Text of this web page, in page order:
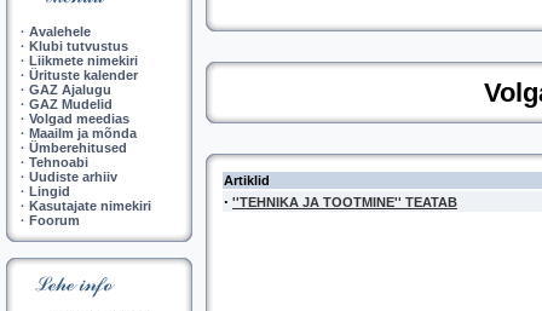
· Avalehele
· Klubi tutvustus
· Liikmete nimekiri
· Ürituste kalender
· GAZ Ajalugu
· GAZ Mudelid
· Volgad meedias
· Maailm ja mõnda
· Ümberehitused
· Tehnoabi
· Uudiste arhiiv
· Lingid
· Kasutajate nimekiri
· Foorum
Artiklid
· ''TEHNIKA JA TOOTMINE'' TEATAB